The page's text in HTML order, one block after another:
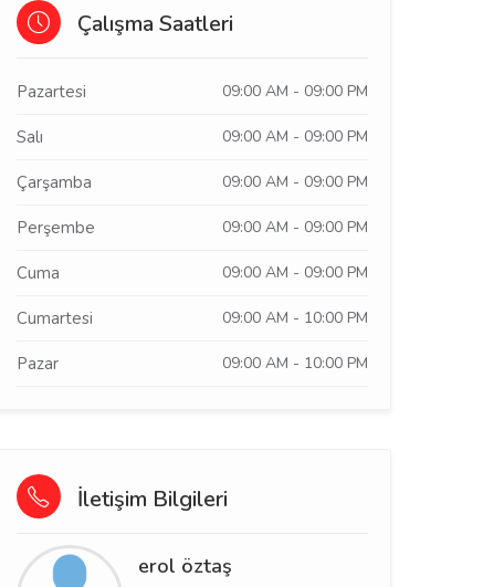
Çalışma Saatleri
Pazartesi 09:00 AM - 09:00 PM
Salı 09:00 AM - 09:00 PM
Çarşamba 09:00 AM - 09:00 PM
Perşembe 09:00 AM - 09:00 PM
Cuma 09:00 AM - 09:00 PM
Cumartesi 09:00 AM - 10:00 PM
Pazar 09:00 AM - 10:00 PM
İletişim Bilgileri
erol öztaş